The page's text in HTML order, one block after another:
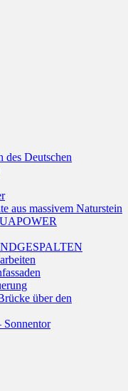
des Deutschen
aus massivem Naturstein
über den
Sonnentor